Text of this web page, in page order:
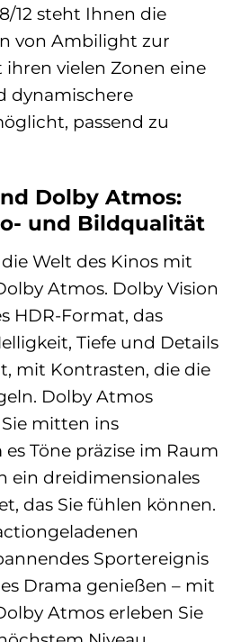
12 steht Ihnen die
von Ambilight zur
vielen Zonen eine
dynamischere
passend zu
Dolby Atmos:
und Bildqualität
Welt des Kinos mit
Atmos. Dolby Vision
HDR-Format, das
Tiefe und Details
mit Kontrasten, die die
Dolby Atmos
mitten ins
Töne präzise im Raum
ein dreidimensionales
das Sie fühlen können.
Sportereignis
Drama genießen – mit
Atmos erleben Sie